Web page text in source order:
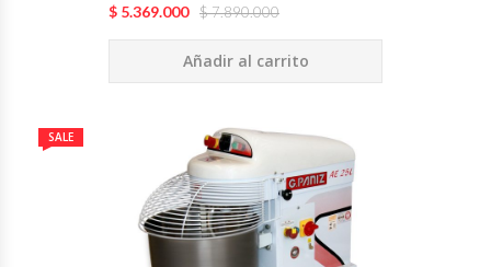
Selladoras Al Vacío
$7.890.000
$ 5.369.000
Añadir al carrito
SALE